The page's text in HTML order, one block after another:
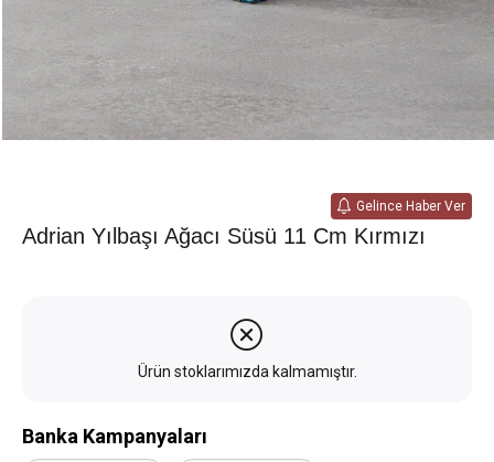
Gelince Haber Ver
Adrian Yılbaşı Ağacı Süsü 11 Cm Kırmızı
Ürün stoklarımızda kalmamıştır.
Banka Kampanyaları